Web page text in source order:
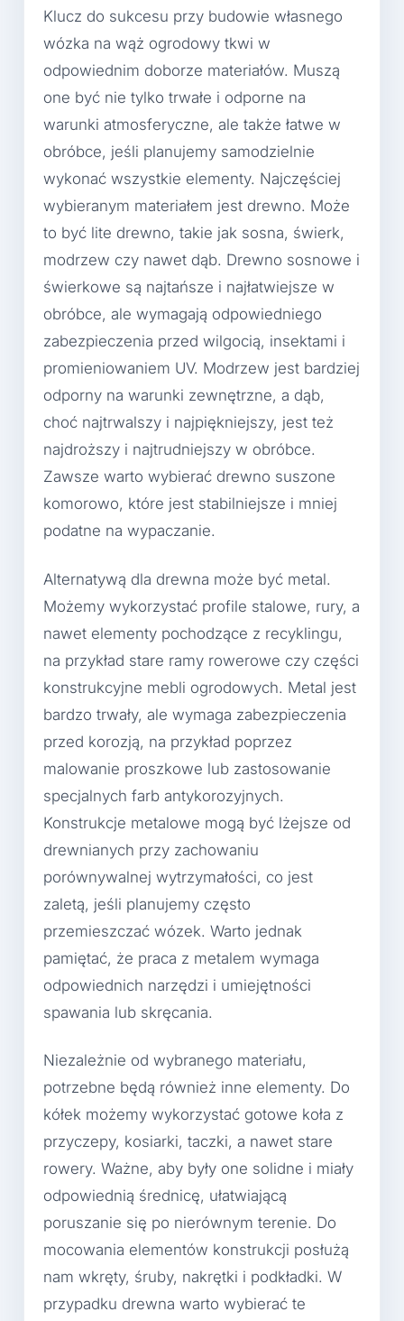
Klucz do sukcesu przy budowie własnego
wózka na wąż ogrodowy tkwi w
odpowiednim doborze materiałów. Muszą
one być nie tylko trwałe i odporne na
warunki atmosferyczne, ale także łatwe w
obróbce, jeśli planujemy samodzielnie
wykonać wszystkie elementy. Najczęściej
wybieranym materiałem jest drewno. Może
to być lite drewno, takie jak sosna, świerk,
modrzew czy nawet dąb. Drewno sosnowe i
świerkowe są najtańsze i najłatwiejsze w
obróbce, ale wymagają odpowiedniego
zabezpieczenia przed wilgocią, insektami i
promieniowaniem UV. Modrzew jest bardziej
odporny na warunki zewnętrzne, a dąb,
choć najtrwalszy i najpiękniejszy, jest też
najdroższy i najtrudniejszy w obróbce.
Zawsze warto wybierać drewno suszone
komorowo, które jest stabilniejsze i mniej
podatne na wypaczanie.
Alternatywą dla drewna może być metal.
Możemy wykorzystać profile stalowe, rury, a
nawet elementy pochodzące z recyklingu,
na przykład stare ramy rowerowe czy części
konstrukcyjne mebli ogrodowych. Metal jest
bardzo trwały, ale wymaga zabezpieczenia
przed korozją, na przykład poprzez
malowanie proszkowe lub zastosowanie
specjalnych farb antykorozyjnych.
Konstrukcje metalowe mogą być lżejsze od
drewnianych przy zachowaniu
porównywalnej wytrzymałości, co jest
zaletą, jeśli planujemy często
przemieszczać wózek. Warto jednak
pamiętać, że praca z metalem wymaga
odpowiednich narzędzi i umiejętności
spawania lub skręcania.
Niezależnie od wybranego materiału,
potrzebne będą również inne elementy. Do
kółek możemy wykorzystać gotowe koła z
przyczepy, kosiarki, taczki, a nawet stare
rowery. Ważne, aby były one solidne i miały
odpowiednią średnicę, ułatwiającą
poruszanie się po nierównym terenie. Do
mocowania elementów konstrukcji posłużą
nam wkręty, śruby, nakrętki i podkładki. W
przypadku drewna warto wybierać te